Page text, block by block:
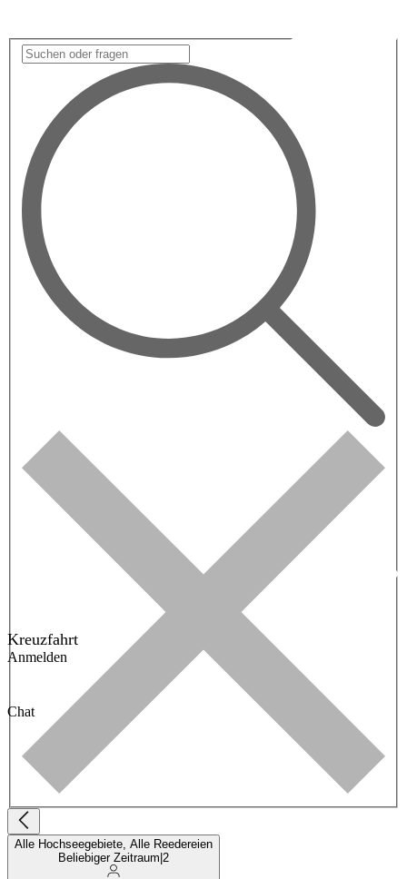
Kreuzfahrt
Anmelden
Chat
Alle Hochseegebiete, Alle Reedereien
Beliebiger Zeitraum 2